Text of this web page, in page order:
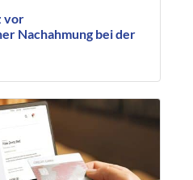
vor
Nachahmung bei der